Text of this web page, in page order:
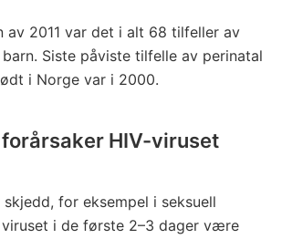
av 2011 var det i alt 68 tilfeller av
Siste påviste tilfelle av perinatal
i Norge var i 2000.
forårsaker HIV-viruset
for eksempel i seksuell
viruset i de første 2–3 dager være